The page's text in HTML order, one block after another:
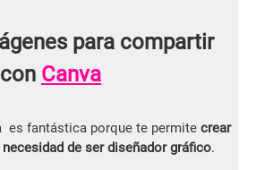
para compartir
Canva
es fantástica porque te permite crear
de ser diseñador gráfico.